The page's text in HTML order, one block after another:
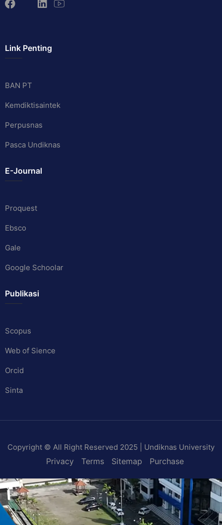
Link Penting
BAN PT
Kemdiktisaintek
Perpusnas
Pasca Undiknas
E-Journal
Proquest
Ebsco
Gale
Google Schoolar
Publikasi
Scopus
Web of Sience
Orcid
Sinta
Copyright © All Right Reserved 2025 | Undiknas University
Privacy Terms Sitemap Purchase